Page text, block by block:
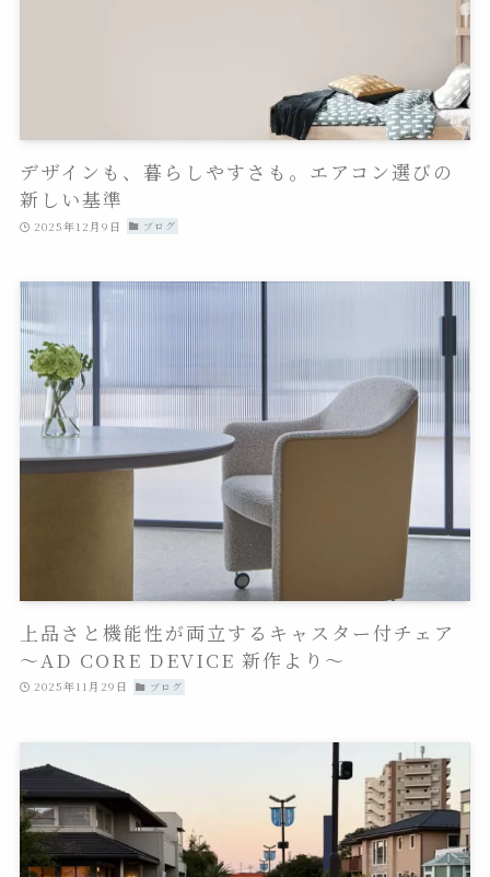
デザインも、暮らしやすさも。エアコン選びの
新しい基準
2025年12月9日 ブログ
上品さと機能性が両立するキャスター付チェア
～AD CORE DEVICE 新作より～
2025年11月29日 ブログ